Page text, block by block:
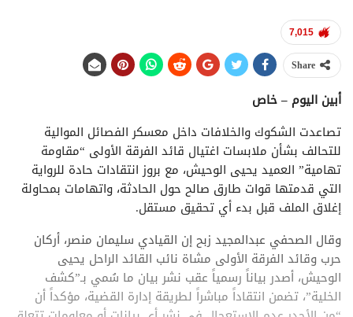
7,015
Share
أبين اليوم – خاص
تصاعدت الشكوك والخلافات داخل معسكر الفصائل الموالية
للتحالف بشأن ملابسات اغتيال قائد الفرقة الأولى “مقاومة
تهامية” العميد يحيى الوحيش، مع بروز انتقادات حادة للرواية
التي قدمتها قوات طارق صالح حول الحادثة، واتهامات بمحاولة
إغلاق الملف قبل بدء أي تحقيق مستقل.
وقال الصحفي عبدالمجيد زبح إن القيادي سليمان منصر، أركان
حرب وقائد الفرقة الأولى مشاة نائب القائد الراحل يحيى
الوحيش، أصدر بياناً رسمياً عقب نشر بيان ما سُمي بـ”كشف
الخلية”، تضمن انتقاداً مباشراً لطريقة إدارة القضية، مؤكداً أن